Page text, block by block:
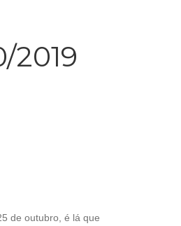
2019
de outubro, é lá que